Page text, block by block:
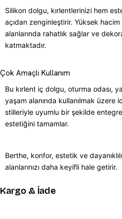
Silikon dolgu, kırlentlerinizi hem
açıdan zenginleştirir. Yüksek
alanlarında rahatlık sağlar ve
katmaktadır.
Çok Amaçlı Kullanım
Bu kırlent iç dolgu, oturma odası,
yaşam alanında kullanılmak üzere
stilleriyle uyumlu bir şekilde
estetiğini tamamlar.
Berthe, konfor, estetik ve
alanlarınızı daha keyifli hale getirir.
Kargo & İade